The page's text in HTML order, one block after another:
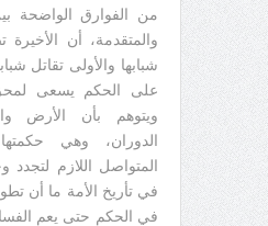
من الفوارق الواضحة
والمتقدمة، أن
شبابها والأولى تقاتل
على الحكم يسعى
ويتوهم بأن الأرض
الدوران، وهي حكمتها
المتواصل اللازم لتجدد
في تأريخ الأمة ما أن
في الحكم حتى يعم